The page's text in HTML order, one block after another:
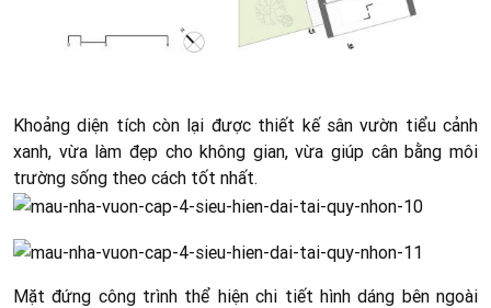
Khoảng diện tích còn lại được thiết kế sân vườn tiểu cảnh
xanh, vừa làm đẹp cho không gian, vừa giúp cân bằng môi
trường sống theo cách tốt nhất.
Mặt đứng công trình thể hiện chi tiết hình dáng bên ngoài